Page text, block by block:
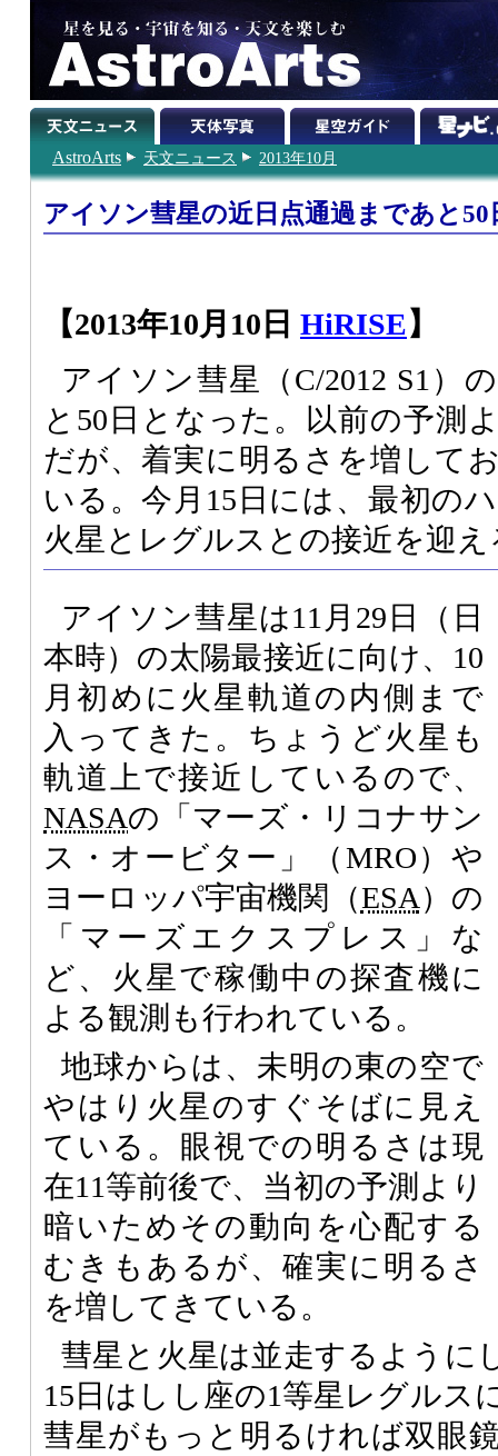
AstroArts 天文ニュース 2013年10月
アイソン彗星の近日点通過まであと50
【2013年10月10日 HiRISE】
アイソン彗星（C/2012 S1）
と50日となった。以前の予測
だが、着実に明るさを増して
いる。今月15日には、最初の
火星とレグルスとの接近を迎え
アイソン彗星は11月29日（日
本時）の太陽最接近に向け、10
月初めに火星軌道の内側まで
入ってきた。ちょうど火星も
軌道上で接近しているので、
NASAの「マーズ・リコナサン
ス・オービター」（MRO）や
ヨーロッパ宇宙機関（ESA）の
「マーズエクスプレス」な
ど、火星で稼働中の探査機に
よる観測も行われている。
地球からは、未明の東の空で
やはり火星のすぐそばに見え
ている。眼視での明るさは現
在11等前後で、当初の予測より
暗いためその動向を心配する
むきもあるが、確実に明るさ
を増してきている。
彗星と火星は並走するように
15日はしし座の1等星レグルス
彗星がもっと明るければ双眼